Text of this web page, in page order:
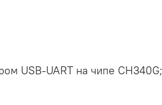
USB-UART на чипе CH340G;